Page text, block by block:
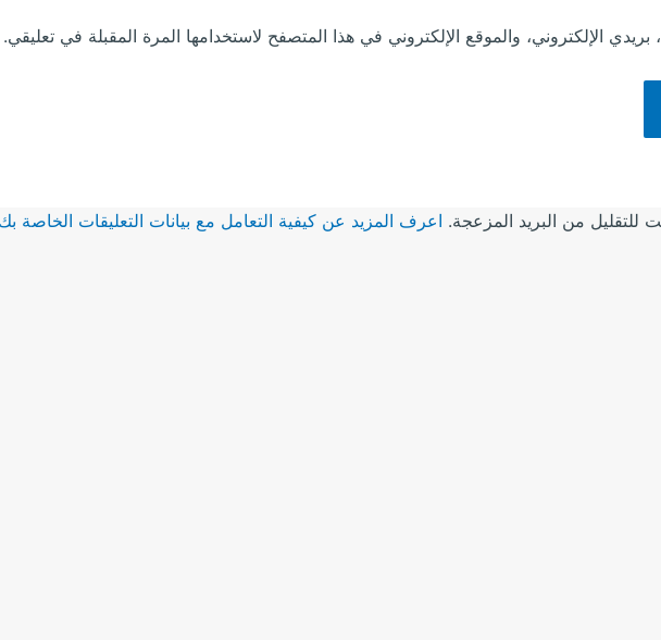
الإلكتروني، والموقع الإلكتروني في هذا المتصفح لاستخدامها المرة المقبلة في تعليقي.
من البريد المزعجة. اعرف المزيد عن كيفية التعامل مع بيانات التعليقات الخاصة بك processed